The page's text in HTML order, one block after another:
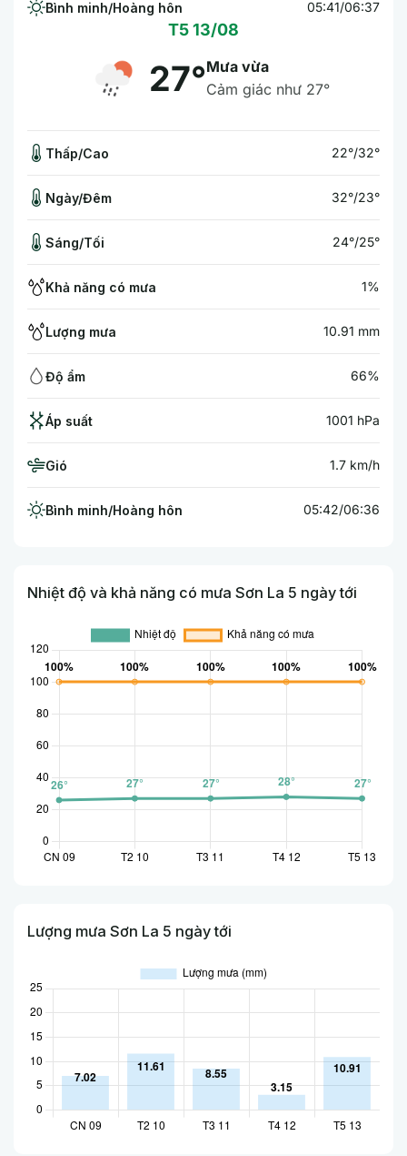
Bình minh/Hoàng hôn 05:41/06:37
T5 13/08
27°Mưa vừa
Cảm giác như 27°
Thấp/Cao 22°/32°
Ngày/Đêm 32°/23°
Sáng/Tối 24°/25°
Khả năng có mưa 1%
Lượng mưa 10.91 mm
Độ ẩm 66%
Áp suất 1001 hPa
Gió 1.7 km/h
Bình minh/Hoàng hôn 05:42/06:36
Nhiệt độ và khả năng có mưa Sơn La 5 ngày tới
Lượng mưa Sơn La 5 ngày tới